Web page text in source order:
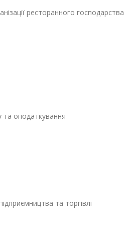
ресторанного господарства
та оподаткування
та торгівлі